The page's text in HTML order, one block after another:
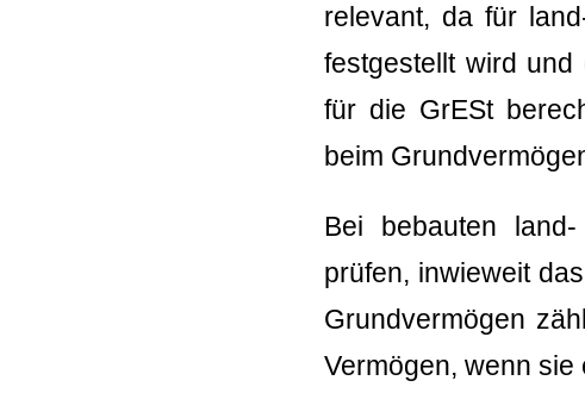
relevant, da für
festgestellt wird
für die GrESt
beim
Bei bebauten
prüfen, inwieweit
Grundvermögen
Vermögen, wenn